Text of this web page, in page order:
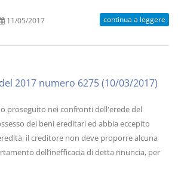
11/05/2017 continua a leggere
2017 numero 6275 (10/03/2017)
proseguito nei confronti dell'erede del
dei beni ereditari ed abbia eccepito
il creditore non deve proporre alcuna
dell’inefficacia di detta rinuncia, per